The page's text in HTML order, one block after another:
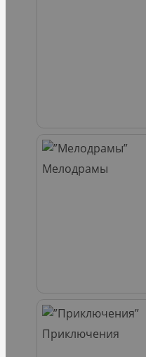
Мелодрамы
Приключения